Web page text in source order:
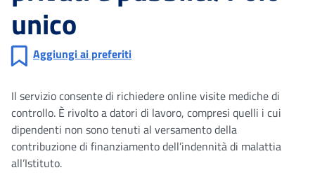
unico
Aggiungi ai preferiti
Il servizio consente di richiedere online visite mediche di
controllo. È rivolto a datori di lavoro, compresi quelli i cui
dipendenti non sono tenuti al versamento della
contribuzione di finanziamento dell’indennità di malattia
all’Istituto.